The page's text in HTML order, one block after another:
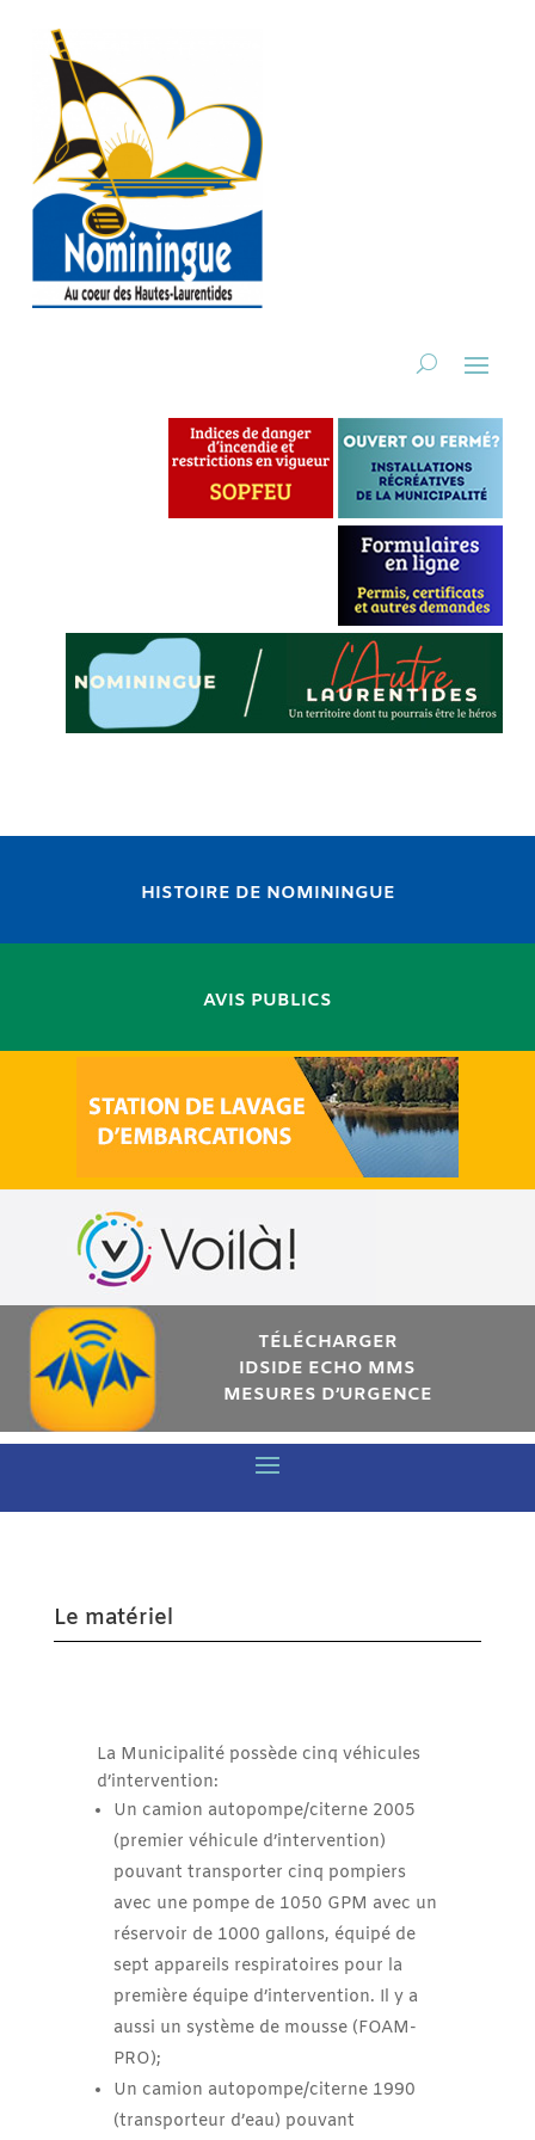
HISTOIRE DE NOMININGUE
AVIS PUBLICS
TÉLÉCHARGER
IDSIDE ECHO MMS
MESURES D’URGENCE
Le matériel
La Municipalité possède cinq véhicules
d’intervention:
Un camion autopompe/citerne 2005
(premier véhicule d’intervention)
pouvant transporter cinq pompiers
avec une pompe de 1050 GPM avec un
réservoir de 1000 gallons, équipé de
sept appareils respiratoires pour la
première équipe d’intervention. Il y a
aussi un système de mousse (FOAM-
PRO);
Un camion autopompe/citerne 1990
(transporteur d’eau) pouvant